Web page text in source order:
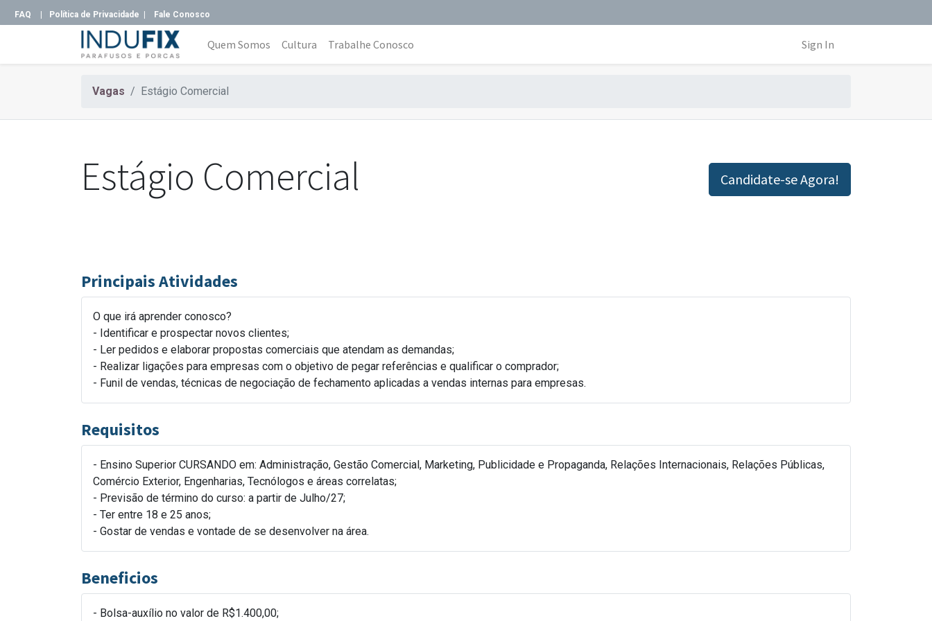
FAQ Política de Privacidade | Fale Conosco
Quem Somos Cultura Trabalhe Conosco Sign In
Vagas Estágio Comercial
Estágio Comercial Candidate-se Agora!
Principais Atividades
O que irá aprender conosco?
- Identificar e prospectar novos clientes;
- Ler pedidos e elaborar propostas comerciais que atendam as demandas;
- Realizar ligações para empresas com o objetivo de pegar referências e qualificar o comprador;
- Funil de vendas, técnicas de negociação de fechamento aplicadas a vendas internas para empresas.
Requisitos
- Ensino Superior CURSANDO em: Administração, Gestão Comercial, Marketing, Publicidade e Propaganda, Relações Internacionais, Relações Públicas,
Comércio Exterior, Engenharias, Tecnólogos e áreas correlatas;
- Previsão de término do curso: a partir de Julho/27;
- Ter entre 18 e 25 anos;
- Gostar de vendas e vontade de se desenvolver na área.
Beneficios
- Bolsa-auxílio no valor de R$1.400,00;